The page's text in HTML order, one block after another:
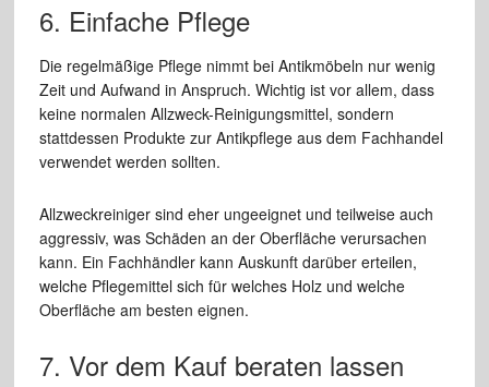
6. Einfache Pflege
Die regelmäßige Pflege nimmt bei Antikmöbeln nur wenig
Zeit und Aufwand in Anspruch. Wichtig ist vor allem, dass
keine normalen Allzweck-Reinigungsmittel, sondern
stattdessen Produkte zur Antikpflege aus dem Fachhandel
verwendet werden sollten.
Allzweckreiniger sind eher ungeeignet und teilweise auch
aggressiv, was Schäden an der Oberfläche verursachen
kann. Ein Fachhändler kann Auskunft darüber erteilen,
welche Pflegemittel sich für welches Holz und welche
Oberfläche am besten eignen.
7. Vor dem Kauf beraten lassen